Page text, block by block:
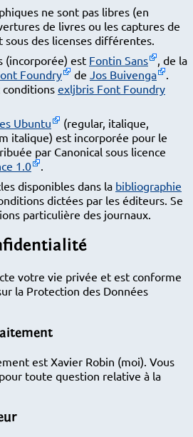
ne sont pas libres (en
de livres ou les captures de
sous des licenses différentes.
(incorporée) est Fontin Sans
, de la
Foundry de Jos Buivenga
.
conditions exljbris Font Foundry
Ubuntu
(regular, italique,
italique) est incorporée pour le
par Canonical sous licence
1.0
.
disponibles dans la bibliographie
dictées par les éditeurs. Se
particulière des journaux.
votre vie privée et est conforme
la Protection des Données
est Xavier Robin (moi). Vous
pour toute question relative à la